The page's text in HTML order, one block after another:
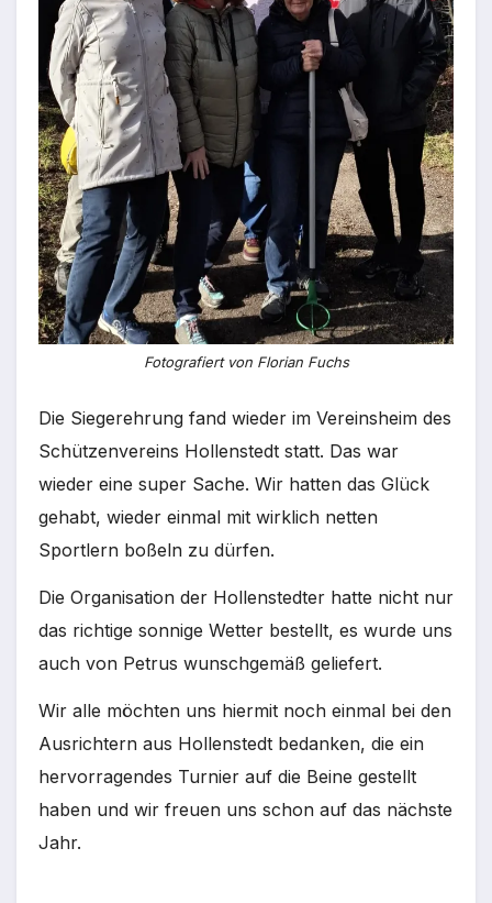
Fotografiert von Florian Fuchs
Die Siegerehrung fand wieder im Vereinsheim des
Schützenvereins Hollenstedt statt. Das war
wieder eine super Sache. Wir hatten das Glück
gehabt, wieder einmal mit wirklich netten
Sportlern boßeln zu dürfen.
Die Organisation der Hollenstedter hatte nicht nur
das richtige sonnige Wetter bestellt, es wurde uns
auch von Petrus wunschgemäß geliefert.
Wir alle möchten uns hiermit noch einmal bei den
Ausrichtern aus Hollenstedt bedanken, die ein
hervorragendes Turnier auf die Beine gestellt
haben und wir freuen uns schon auf das nächste
Jahr.